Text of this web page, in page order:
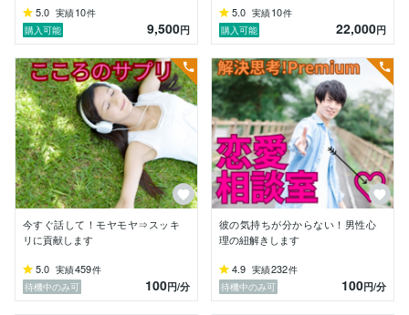
▶そして、何よりもそう「安心してください。」。あな
たが、どんな悩みを抱えていても、私はここにいますか
ら。
「彼の気持ちが分からなくなった・・・。」
「子どもが学校になじめていないようで心配・・・。」
「うまく言えないけど、モヤモヤする気持ちを何とかし
たい・・・。」
「自分のこれまでの成果や失敗を聴いてほし
い・・・。」
▶大丈夫！あなたのお悩みが何であれ、どんな段階であ
れ私がまずちゃんとお聴きしますからね。
（これまでの対応例）
✅不倫・W不倫
✅子育て・子の問題行動
5.0 実績10件
購入可能
9,500円
5.0 実績10件
購入可能
22,000円
今すぐ話して！モヤモヤ⇒スッキ
リに貢献します
5.0 実績459件
待機中のみ可
100円/分
彼の気持ちが分からない！男性心
理の紐解きします
4.9 実績232件
待機中のみ可
100円/分